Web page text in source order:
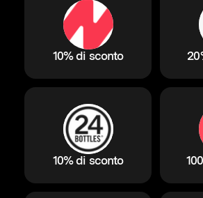
10% di sconto
10% di sconto